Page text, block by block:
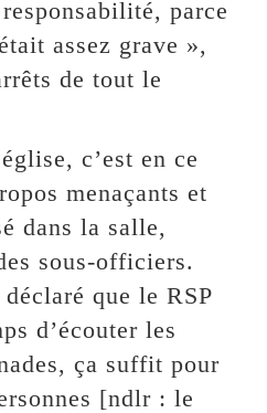
parce
assez grave »,
de tout le
c’est en ce
menaçants et
dans la salle,
sous-officiers.
que le RSP
d’écouter les
ça suffit pour
[ndlr : le